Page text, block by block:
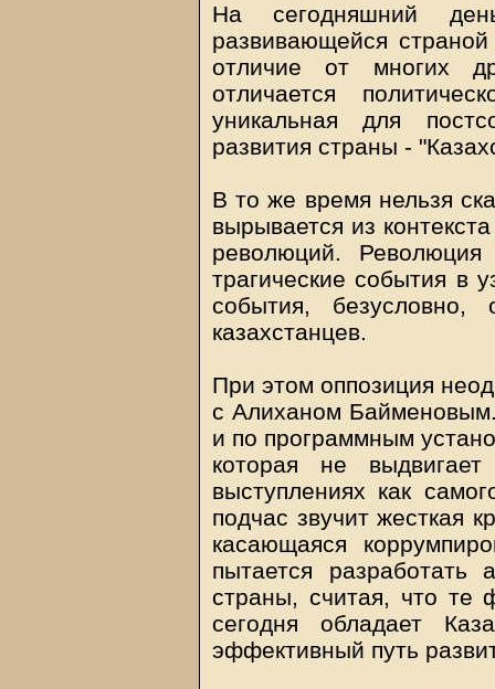
На сегодняшний
развивающейся
отличие от многих
отличается
уникальная для
развития страны -
В то же время нельзя
вырывается из
революций.
трагические события в
события, безусловно,
казахстанцев.
При этом оппозиция
с Алиханом
и по программным
которая не
выступлениях как
подчас звучит жесткая
касающаяся
пытается разработать
страны, считая, что те
сегодня обладает
эффективный путь